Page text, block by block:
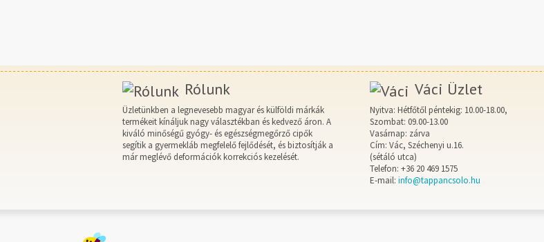
Rólunk
Üzletünkben a legnevesebb magyar és külföldi márkák
termékeit kínáljuk nagy választékban és kedvező áron. A
kiváló minőségű gyógy- és egészségmegőrző cipők
segítik a gyermekláb megfelelő fejlődését, és biztosítják a
már meglévő deformációk korrekciós kezelését.
Váci Üzlet
Nyitva: Hétfőtől péntekig: 10.00-18.00,
Szombat: 09.00-13.00
Vasárnap: zárva
Cím: Vác, Széchenyi u.16.
(sétáló utca)
Telefon: +36 20 469 1575
E-mail: info@tappancsolo.hu